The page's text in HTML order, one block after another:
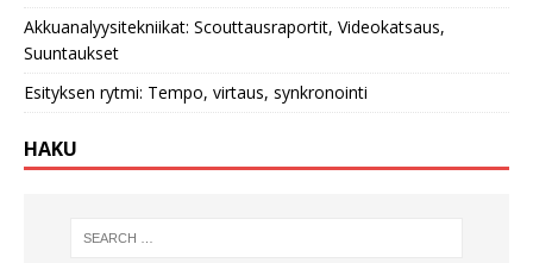
Akkuanalyysitekniikat: Scouttausraportit, Videokatsaus,
Suuntaukset
Esityksen rytmi: Tempo, virtaus, synkronointi
HAKU